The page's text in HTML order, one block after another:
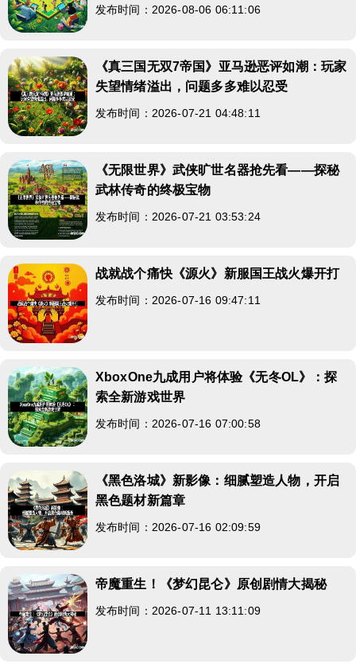
发布时间：2026-08-06 06:11:06
《真三国无双7帝国》亚马逊恶评如潮：玩家
失望情绪溢出，问题多多难以忍受
发布时间：2026-07-21 04:48:11
《无限世界》武侠旷世名器抢先看——探秘
武林传奇的终极宝物
发布时间：2026-07-21 03:53:24
战就战个痛快《源火》新服国王战火爆开打
发布时间：2026-07-16 09:47:11
XboxOne九成用户将体验《无冬OL》：探
索全新游戏世界
发布时间：2026-07-16 07:00:58
《黑色洛城》新影像：细腻塑造人物，开启
黑色题材新篇章
发布时间：2026-07-16 02:09:59
帝魔重生！《梦幻昆仑》原创剧情大揭秘
发布时间：2026-07-11 13:11:09